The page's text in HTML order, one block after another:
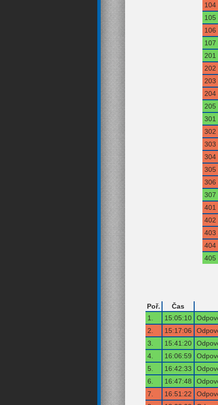
104
105
106
107
201
202
203
204
205
301
302
303
304
305
306
307
401
402
403
404
405
Poř.
Čas
1.
15:05:10
2.
15:17:06
3.
15:41:20
4.
16:06:59
5.
16:42:33
6.
16:47:48
7.
16:51:22